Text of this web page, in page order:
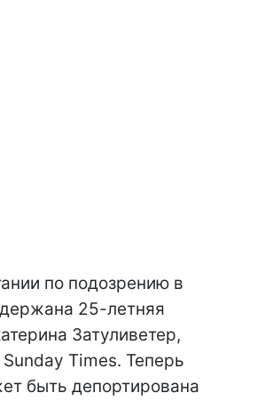
по подозрению в
25-летняя
Затуливетер,
Sunday Times. Теперь
быть депортирована